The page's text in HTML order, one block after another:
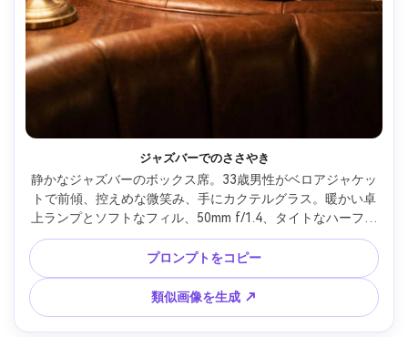
ジャズバーでのささやき
静かなジャズバーのボックス席。33歳男性がベロアジャケッ
トで前傾、控えめな微笑み、手にカクテルグラス。暖かい卓
上ランプとソフトなフィル、50mm f/1.4、タイトなハーフボ
ディ構図、親密な会話ムード、写真のような肌感、自然な
影、リッチな色調補正、ハイレゾ、ソフトな映画的ライティ
ング --ar 4:5
プロンプトをコピー
類似画像を生成 ↗